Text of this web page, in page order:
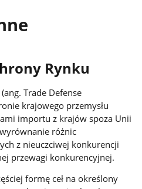
Rynku
Trade Defense
krajowego przemysłu
importu z krajów spoza Unii
różnic
z nieuczciwej konkurencji
przewagi konkurencyjnej.
formę ceł na określony